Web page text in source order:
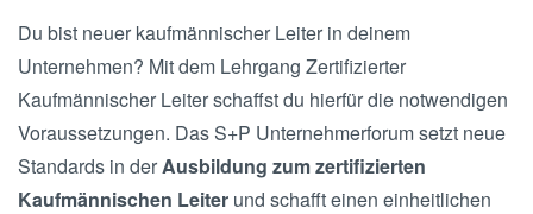
Du bist neuer kaufmännischer Leiter in deinem
Unternehmen? Mit dem Lehrgang Zertifizierter
Kaufmännischer Leiter schaffst du hierfür die notwendigen
Voraussetzungen. Das S+P Unternehmerforum setzt neue
Standards in derAusbildung zum zertifizierten
Kaufmännischen Leiter und schafft einen einheitlichen